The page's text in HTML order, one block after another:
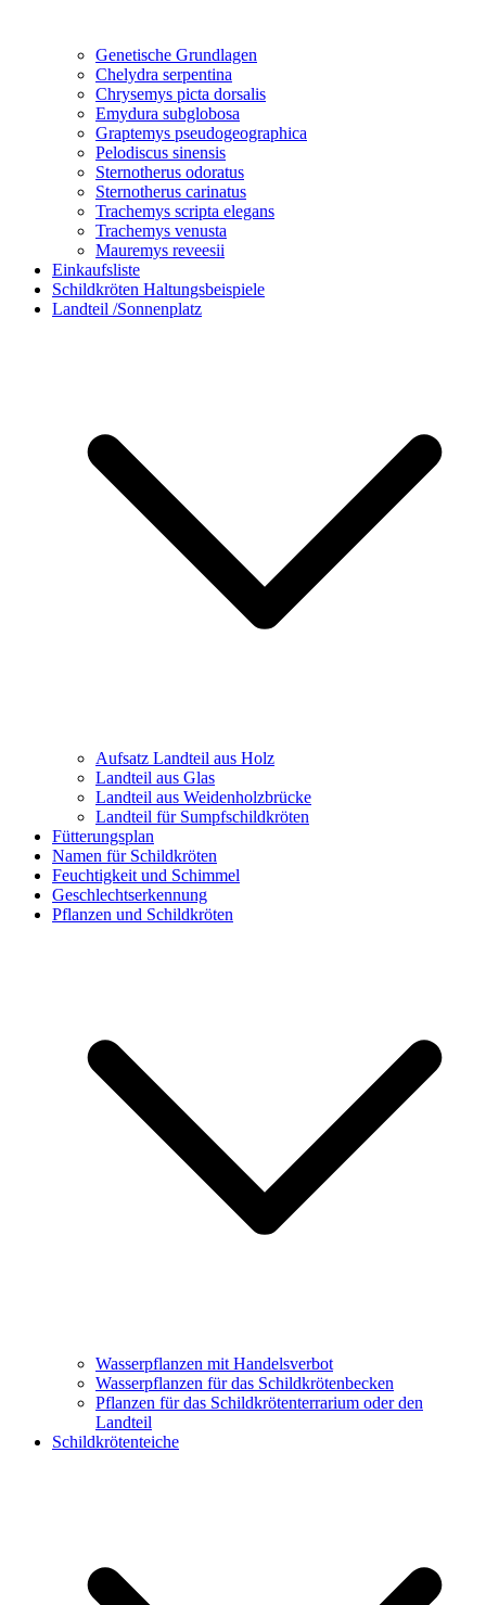
Genetische Grundlagen
Chelydra serpentina
Chrysemys picta dorsalis
Emydura subglobosa
Graptemys pseudogeographica
Pelodiscus sinensis
Sternotherus odoratus
Sternotherus carinatus
Trachemys scripta elegans
Trachemys venusta
Mauremys reveesii
Einkaufsliste
Schildkröten Haltungsbeispiele
Landteil /Sonnenplatz
Aufsatz Landteil aus Holz
Landteil aus Glas
Landteil aus Weidenholzbrücke
Landteil für Sumpfschildkröten
Fütterungsplan
Namen für Schildkröten
Feuchtigkeit und Schimmel
Geschlechtserkennung
Pflanzen und Schildkröten
Wasserpflanzen mit Handelsverbot
Wasserpflanzen für das Schildkrötenbecken
Pflanzen für das Schildkrötenterrarium oder den
Landteil
Schildkrötenteiche